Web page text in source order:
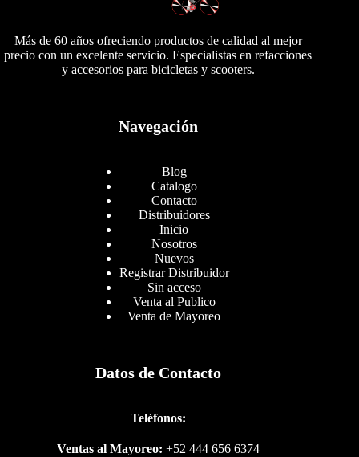
Más de 60 años ofreciendo productos de calidad al mejor
precio con un excelente servicio. Especialistas en refacciones
y accesorios para bicicletas y scooters.
Navegación
Blog
Catalogo
Contacto
Distribuidores
Inicio
Nosotros
Nuevos
Registrar Distribuidor
Sin acceso
Venta al Publico
Venta de Mayoreo
Datos de Contacto
Teléfonos:
Ventas al Mayoreo: +52 444 656 6374